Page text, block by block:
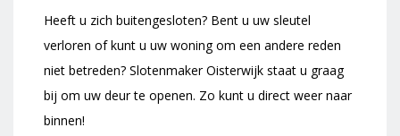
Heeft u zich buitengesloten? Bent u uw sleutel
verloren of kunt u uw woning om een andere reden
niet betreden? Slotenmaker Oisterwijk staat u graag
bij om uw deur te openen. Zo kunt u direct weer naar
binnen!